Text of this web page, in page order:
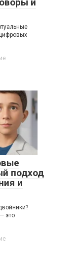
и
подход
и
это